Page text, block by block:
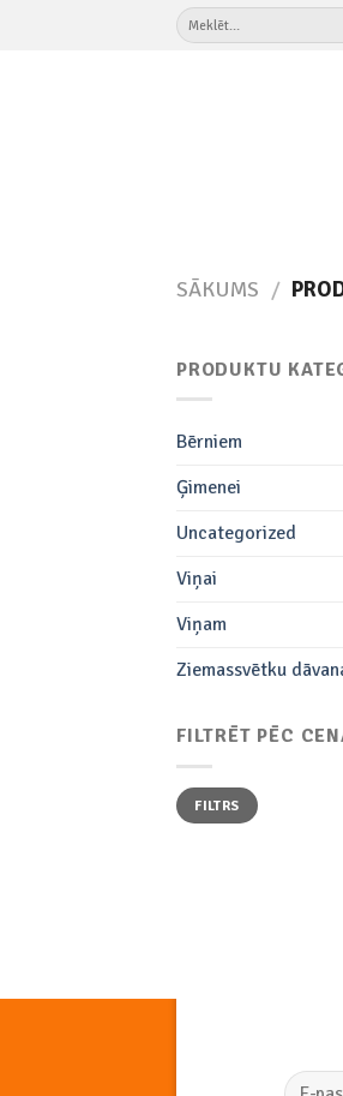
Meklēt:
SĀKUMS /
PRODUKTU
Bērniem
Ģimenei
Uncategorized
Viņai
Viņam
Ziemassvētku
FILTRĒT PĒC
Min.
cena
Maks.
cenaFILTRS